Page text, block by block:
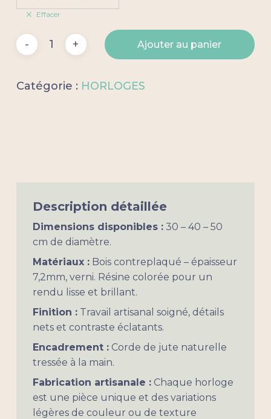
Effacer
Ajouter au panier
Catégorie : HORLOGES
Description détaillée
Dimensions disponibles :30 – 40 – 50
cm de diamètre.
Matériaux :Bois contreplaqué – épaisseur
7,2mm, verni. Résine colorée pour un
rendu lisse et brillant.
Finition :Travail artisanal soigné, détails
nets et contraste éclatants.
Encadrement :Corde de jute naturelle
tressée à la main.
Fabrication artisanale :Chaque horloge
est une pièce unique et des variations
légères de couleur ou de texture